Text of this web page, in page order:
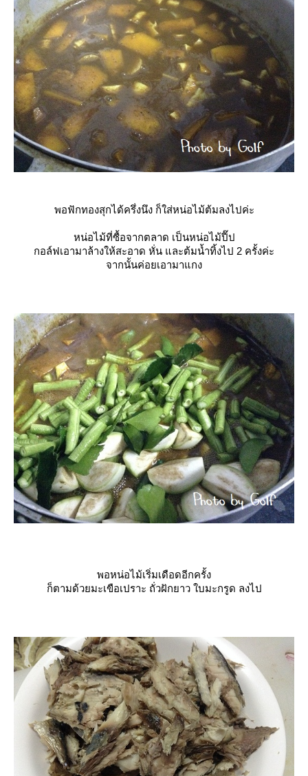
พอฟักทองสุกได้ครึ่งนึง ก็ใส่หน่อไม้ต้มลงไปค่ะ
หน่อไม้ที่ซื้อจากตลาด เป็นหน่อไม้ปี๊ป
กอล์ฟเอามาล้างให้สะอาด หั่น และต้มน้ำทิ้งไป 2 ครั้งค่ะ
จากนั้นค่อยเอามาแกง
พอหน่อไม้เริ่มเดือดอีกครั้ง
ก็ตามด้วยมะเขือเปราะ ถั่วฝักยาว ใบมะกรูด ลงไป